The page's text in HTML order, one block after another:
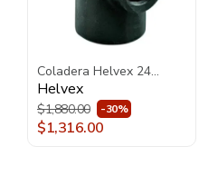
Coladera Helvex 24
Negra
Helvex
$1,880.00 -30%
$1,316.00